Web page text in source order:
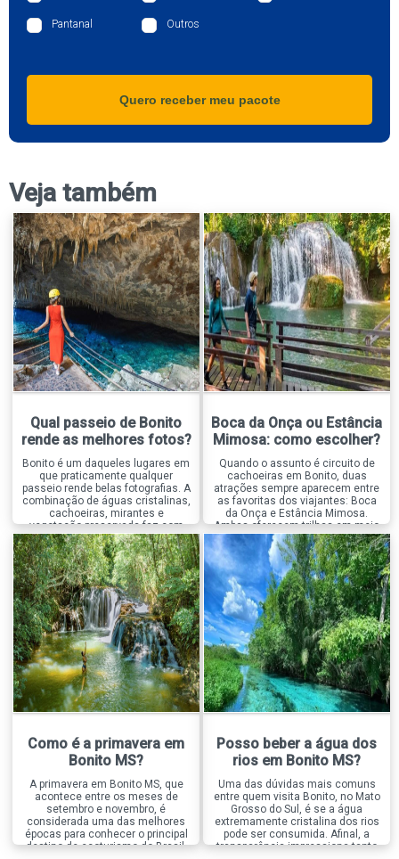
Pantanal Outros
Quero receber meu pacote
Veja também
Qual passeio de Bonito
rende as melhores fotos?
Bonito é um daqueles lugares em
que praticamente qualquer
passeio rende belas fotografias. A
combinação de águas cristalinas,
cachoeiras, mirantes e
vegetação preservada faz com
que o destino seja um verdadeiro
paraíso para quem gosta de
registrar a viagem. Mas, entre
tantas opções, existe um passeio
que se destaca quando o
assunto é fotografia, a […]
Boca da Onça ou Estância
Mimosa: como escolher?
Quando o assunto é circuito de
cachoeiras em Bonito, duas
atrações sempre aparecem entre
as favoritas dos viajantes: Boca
da Onça e Estância Mimosa.
Ambas oferecem trilhas em meio
à natureza, diversas cachoeiras
para banho e excelente
infraestrutura, mas proporcionam
experiências bastante diferentes.
Enquanto a Boca da Onça é
conhecida pela aventura, pelos
grandes desafios […]
Como é a primavera em
Bonito MS?
A primavera em Bonito MS, que
acontece entre os meses de
setembro e novembro, é
considerada uma das melhores
épocas para conhecer o principal
destino de ecoturismo do Brasil.
Posso beber a água dos
rios em Bonito MS?
Uma das dúvidas mais comuns
entre quem visita Bonito, no Mato
Grosso do Sul, é se a água
extremamente cristalina dos rios
pode ser consumida. Afinal, a
transparência impressiona tanto